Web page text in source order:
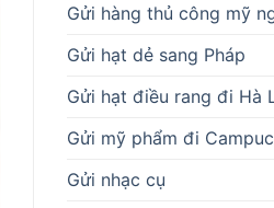
Gửi hàng thủ công mỹ
Gửi hạt dẻ sang Pháp
Gửi hạt điều rang đi Hà
Gửi mỹ phẩm đi
Gửi nhạc cụ